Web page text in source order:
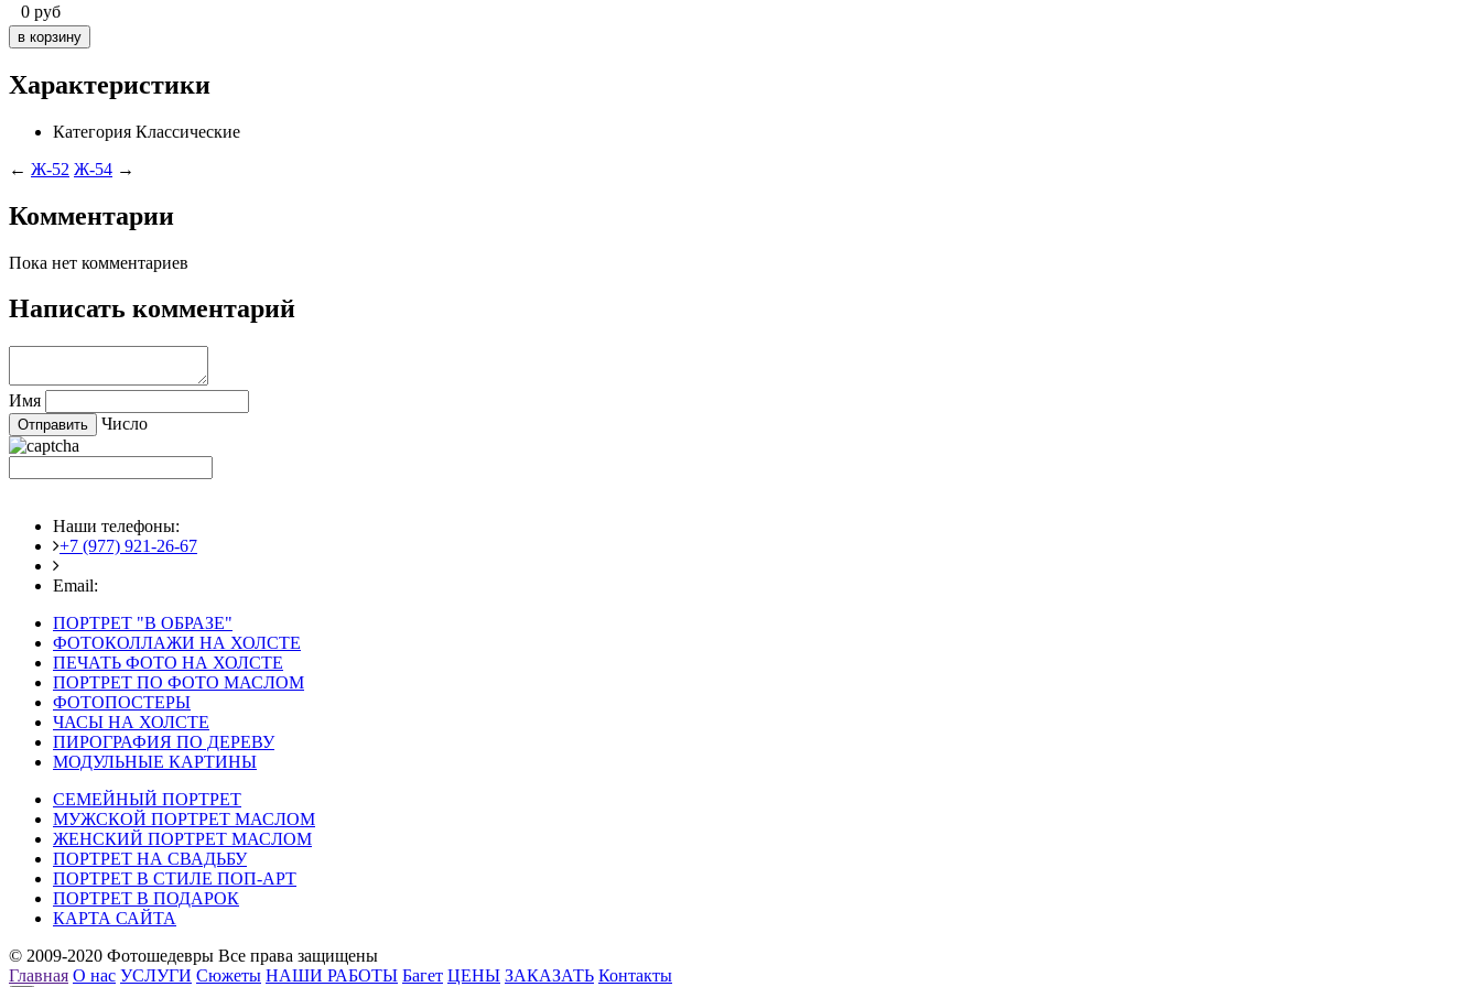
0 руб
Характеристики
Категория Классические
← Ж-52 Ж-54 →
Комментарии
Пока нет комментариев
Написать комментарий
Имя
Число
Наши телефоны:
+7 (977) 921-26-67
Email:
ПОРТРЕТ "В ОБРАЗЕ"
ФОТОКОЛЛАЖИ НА ХОЛСТЕ
ПЕЧАТЬ ФОТО НА ХОЛСТЕ
ПОРТРЕТ ПО ФОТО МАСЛОМ
ФОТОПОСТЕРЫ
ЧАСЫ НА ХОЛСТЕ
ПИРОГРАФИЯ ПО ДЕРЕВУ
МОДУЛЬНЫЕ КАРТИНЫ
СЕМЕЙНЫЙ ПОРТРЕТ
МУЖСКОЙ ПОРТРЕТ МАСЛОМ
ЖЕНСКИЙ ПОРТРЕТ МАСЛОМ
ПОРТРЕТ НА СВАДЬБУ
ПОРТРЕТ В СТИЛЕ ПОП-АРТ
ПОРТРЕТ В ПОДАРОК
КАРТА САЙТА
© 2009-2020 Фотошедевры Все права защищены
Главная О нас УСЛУГИ Сюжеты НАШИ РАБОТЫ Багет ЦЕНЫ ЗАКАЗАТЬ Контакты